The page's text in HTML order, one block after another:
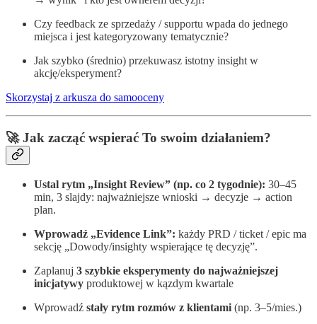
Czy feedback ze sprzedaży / supportu wpada do jednego
miejsca i jest kategoryzowany tematycznie?
Jak szybko (średnio) przekuwasz istotny insight w
akcję/eksperyment?
Skorzystaj z arkusza do samooceny
🚀 Jak zacząć wspierać To swoim działaniem?
Ustal rytm „Insight Review” (np. co 2 tygodnie): 30–45
min, 3 slajdy: najważniejsze wnioski → decyzje → action
plan.
Wprowadź „Evidence Link”: każdy PRD / ticket / epic ma
sekcję „Dowody/insighty wspierające tę decyzję”.
Zaplanuj 3 szybkie eksperymenty do najważniejszej
inicjatywy produktowej w kązdym kwartale
Wprowadź stały rytm rozmów z klientami (np. 3–5/mies.)